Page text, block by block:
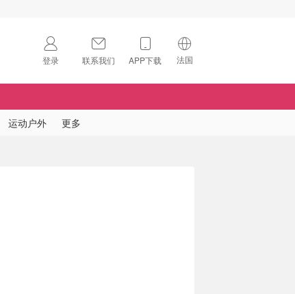
登录 联系我们 APP下载 法国
🇺🇸
运动户外 更多